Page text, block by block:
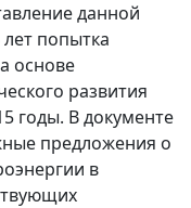
данной
попытка
основе
развития
годы. В документе
предложения о
в